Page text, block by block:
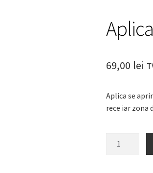
69,00 lei
Aplica se
rece iar zona